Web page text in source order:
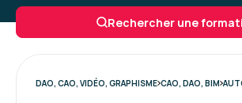
Formateur super, au-delà de ce
Rechercher une
DAO, CAO, VIDÉO, GRAPHISME CAO, DAO, BIM